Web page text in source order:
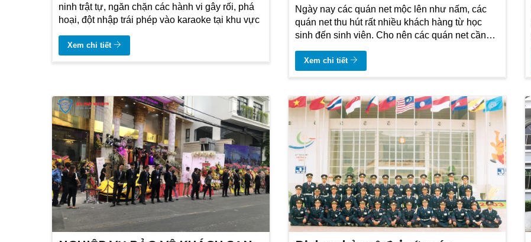
ninh trật tự, ngăn chặn các hành vi gây rối, phá
hoại, đột nhập trái phép vào karaoke tại khu vực
Xem chi tiết
Ngày nay các quán net mộc lên như nấm, các
quán net thu hút rất nhiều khách hàng từ học
sinh đến sinh viên. Cho nên các quán net cần
Xem chi tiết